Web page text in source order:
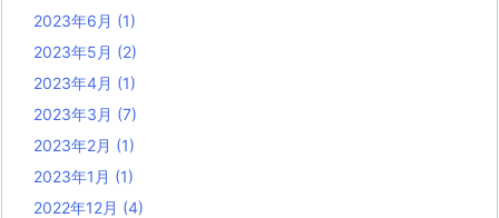
2023年6月 (1)
2023年5月 (2)
2023年4月 (1)
2023年3月 (7)
2023年2月 (1)
2023年1月 (1)
2022年12月 (4)